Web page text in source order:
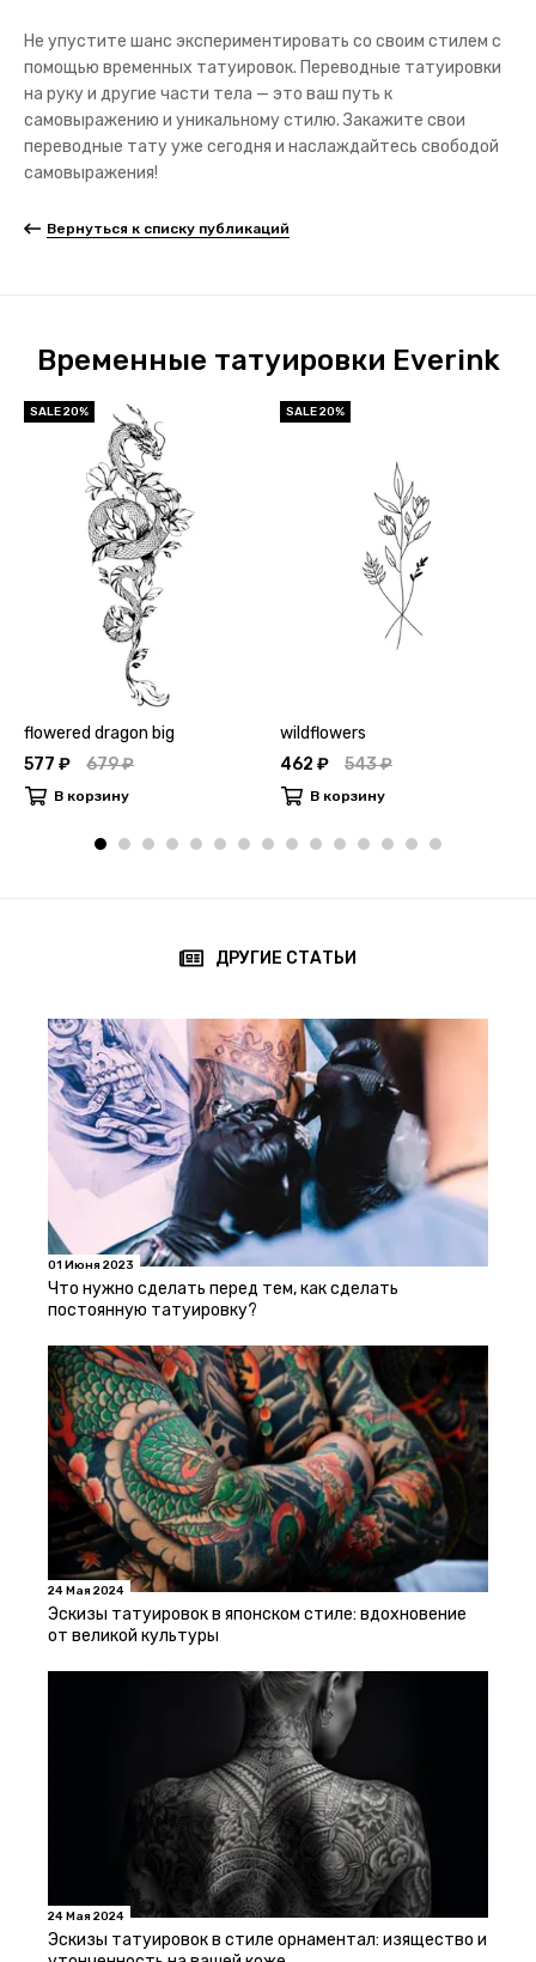
Не упустите шанс экспериментировать со своим стилем с
помощью временных татуировок. Переводные татуировки
на руку и другие части тела — это ваш путь к
самовыражению и уникальному стилю. Закажите свои
переводные тату уже сегодня и наслаждайтесь свободой
самовыражения!
Вернуться к списку публикаций
Временные татуировки Everink
SALE 20%
flowered dragon big
577 ₽
679 ₽
В корзину
SALE 20%
wildflowers
462 ₽
543 ₽
В корзину
ДРУГИЕ СТАТЬИ
01 Июня 2023
Что нужно сделать перед тем, как сделать
постоянную татуировку?
24 Мая 2024
Эскизы татуировок в японском стиле: вдохновение
от великой культуры
24 Мая 2024
Эскизы татуировок в стиле орнаментал: изящество и